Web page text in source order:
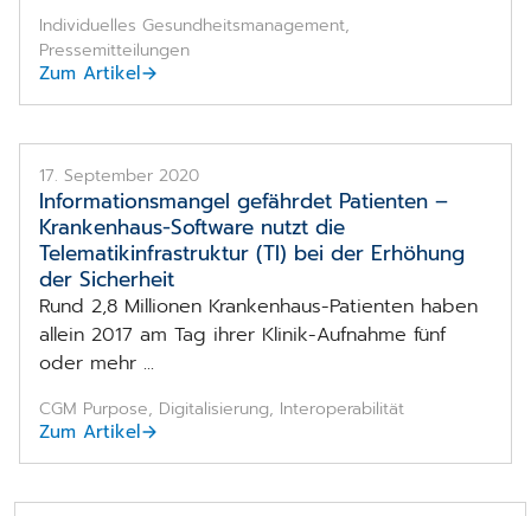
Individuelles Gesundheitsmanagement,
Pressemitteilungen
Zum Artikel
17. September 2020
Informationsmangel gefährdet Patienten –
Krankenhaus-Software nutzt die
Telematikinfrastruktur (TI) bei der Erhöhung
der Sicherheit
Rund 2,8 Millionen Krankenhaus-Patienten haben
allein 2017 am Tag ihrer Klinik-Aufnahme fünf
oder mehr ...
CGM Purpose, Digitalisierung, Interoperabilität
Zum Artikel